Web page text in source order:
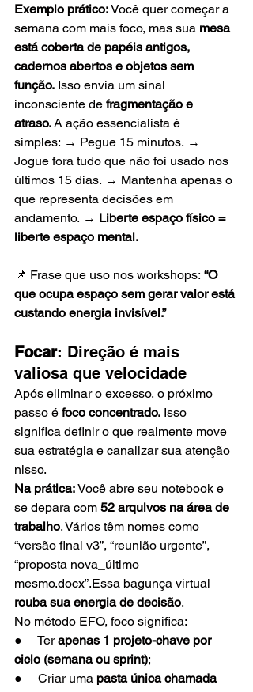
Exemplo prático: Você quer começar a
semana com mais foco, mas sua mesa
está coberta de papéis antigos,
cadernos abertos e objetos sem
função. Isso envia um sinal
inconsciente de fragmentação e
atraso. A ação essencialista é
simples: → Pegue 15 minutos. →
Jogue fora tudo que não foi usado nos
últimos 15 dias. → Mantenha apenas o
que representa decisões em
andamento. → Liberte espaço físico =
liberte espaço mental.
📌 Frase que uso nos workshops: “O
que ocupa espaço sem gerar valor está
custando energia invisível.”
Focar: Direção é mais
valiosa que velocidade
Após eliminar o excesso, o próximo
passo é foco concentrado. Isso
significa definir o que realmente move
sua estratégia e canalizar sua atenção
nisso.
Na prática: Você abre seu notebook e
se depara com 52 arquivos na área de
trabalho. Vários têm nomes como
“versão final v3”, “reunião urgente”,
“proposta nova_último
mesmo.docx”.Essa bagunça virtual
rouba sua energia de decisão.
No método EFO, foco significa:
●     Ter apenas 1 projeto-chave por
ciclo (semana ou sprint);
●     Criar uma pasta única chamada